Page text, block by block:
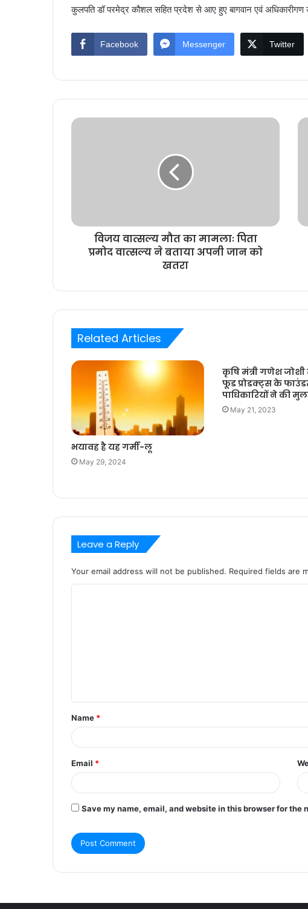
कुलपति डॉ परमेद्र कौशल सहित प्रदेश से आए हुए बागवान एवं अधिकारीगण
Facebook Messenger Twitter
विजय वात्सल्य मौत का मामलाः पिता
प्रमोद वात्सल्य ने बताया अपनी जान को
खतरा
Related Articles
भयावह है यह गर्मी-लू
May 29, 2024
कृषि मंत्री गणेश जोशी
फूड प्रोडक्ट्स के
पाधिकारियों ने की
May 21, 2023
Leave a Reply
Your email address will not be published. Required fields are
t
*
Name *
Email *
Save my name, email, and website in this browser for the